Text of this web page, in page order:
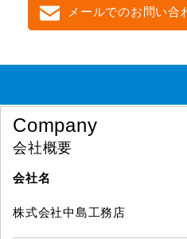
メールでのお問い合
Company
会社概要
会社名
株式会社中島工務店